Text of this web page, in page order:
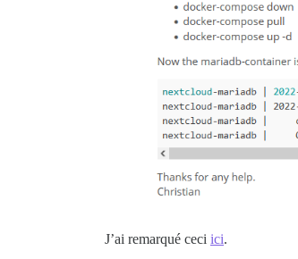
J’ai remarqué ceci ici.